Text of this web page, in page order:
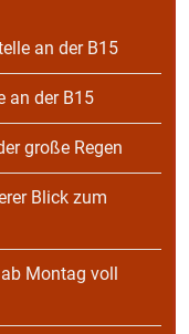
an der B15
an der B15
große Regen
Blick zum
Montag voll